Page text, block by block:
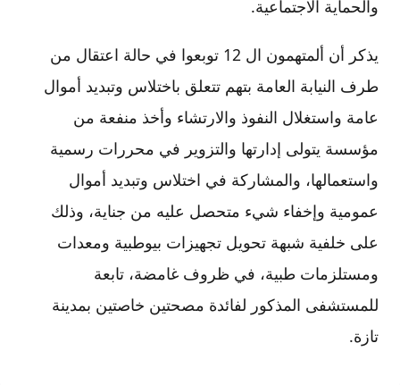
والحماية الاجتماعية.
يذكر أن ألمتهمون ال 12 توبعوا في حالة اعتقال من
طرف النيابة العامة بتهم تتعلق باختلاس وتبديد أموال
عامة واستغلال النفوذ والارتشاء وأخذ منفعة من
مؤسسة يتولى إدارتها والتزوير في محررات رسمية
واستعمالها، والمشاركة في اختلاس وتبديد أموال
عمومية وإخفاء شيء متحصل عليه من جناية، وذلك
على خلفية شبهة تحويل تجهيزات بيوطبية ومعدات
ومستلزمات طبية، في ظروف غامضة، تابعة
للمستشفى المذكور لفائدة مصحتين خاصتين بمدينة
تازة.